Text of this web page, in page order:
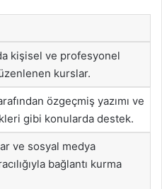
kişisel ve profesyonel
kurslar.
özgeçmiş yazımı ve
gibi konularda destek.
ve sosyal medya
bağlantı kurma